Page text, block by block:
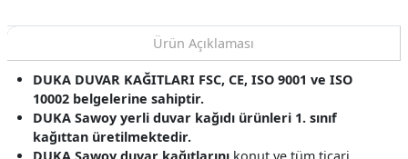
Ürün Açıklaması
DUKA DUVAR KAĞITLARI FSC, CE, ISO 9001 ve ISO
10002 belgelerine sahiptir.
DUKA Sawoy yerli duvar kağıdı ürünleri 1. sınıf
kağıttan üretilmektedir.
DUKA Sawoy duvar kağıtlarını konut ve tüm ticari